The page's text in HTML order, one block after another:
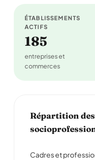
ÉTABLISSEMENTS
ACTIFS
185
entreprises et
commerces
Répartition
Cadres et